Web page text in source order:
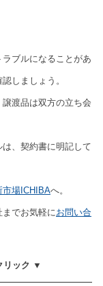
ブルになることがあ
しましょう。
渡品は双方の立ち会
、契約書に明記して
市場ICHIBAへ。
でお気軽にお問い合
リック ▼